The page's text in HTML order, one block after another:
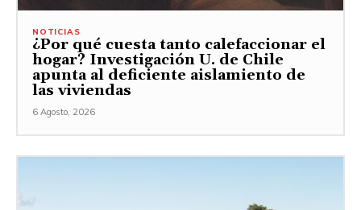
NOTICIAS
¿Por qué cuesta tanto calefaccionar el
hogar? Investigación U. de Chile
apunta al deficiente aislamiento de
las viviendas
6 Agosto, 2026